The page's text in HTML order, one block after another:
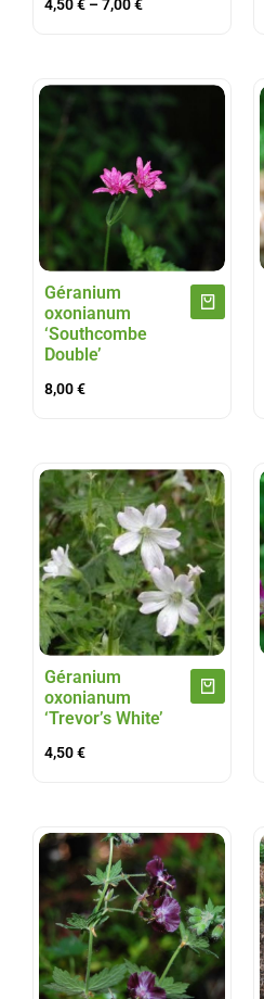
4,50€ –7,00€
Géranium
oxonianum
‘Southcombe
Double’
8,00€
Géranium
oxonianum
‘Trevor’s White’
4,50€